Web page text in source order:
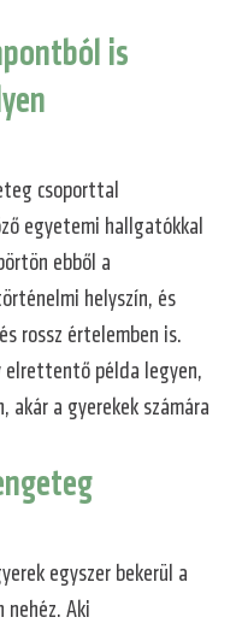
is
csoporttal
egyetemi hallgatókkal
ebből a
helyszín, és
rossz értelemben is.
elrettentő példa legyen,
a gyerekek számára
egyszer bekerül a
nehéz. Aki